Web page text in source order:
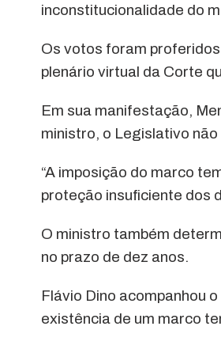
inconstitucionalidade do
Os votos foram
plenário virtual da Corte
Em sua manifestação,
ministro, o Legislativo
“A imposição do marco
proteção insuficiente dos
O ministro também
no prazo de dez anos.
Flávio Dino acompanhou
existência de um marco